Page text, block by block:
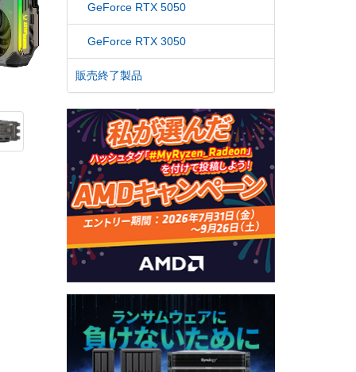
GeForce RTX 5050
GeForce RTX 3050
販売終了製品